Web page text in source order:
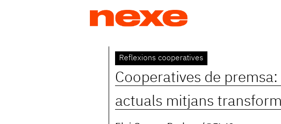
Back
to
top
Reflexions cooperatives
Cooperatives de
actuals mitjans